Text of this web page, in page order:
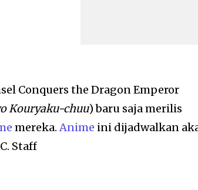
Conquers the Dragon Emperor
Kouryaku-chuu) baru saja merilis
mereka.Anime ini dijadwalkan
Staff